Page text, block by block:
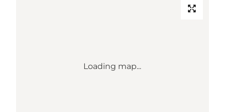
Loading map...